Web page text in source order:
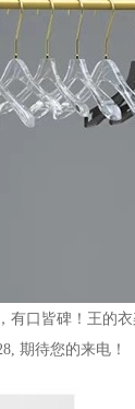
有口皆碑！王的
期待您的来电！